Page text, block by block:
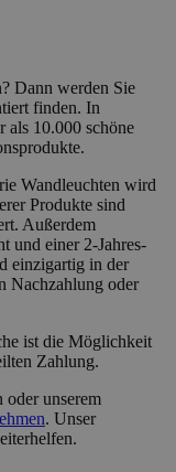
Dann werden Sie
finden. In
als 10.000 schöne
Wandleuchten wird
Produkte sind
Außerdem
und einer 2-Jahres-
einzigartig in der
Nachzahlung oder
ist die Möglichkeit
Zahlung.
oder unserem
. Unser